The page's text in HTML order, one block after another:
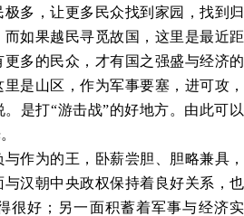
多，让更多民众找到家园，找到归
如果越民寻觅故国，这里是最近距
多的民众，才有国之强盛与经济的
是山区，作为军事要塞，进可攻，
。是打“游击战”的好地方。由此可以
作为的王，卧薪尝胆、胆略兼具，
与汉朝中央政权保持着良好关系，也
很好；另一面积蓄着军事与经济实